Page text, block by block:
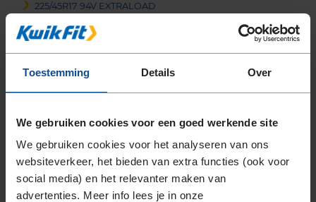
Toestemming Details Over
We gebruiken cookies voor een goed werkende site
We gebruiken cookies voor het analyseren van ons
websiteverkeer, het bieden van extra functies (ook voor
social media) en het relevanter maken van
advertenties. Meer info lees je in onze
225/45R17 94V EXTRALOAD
225/45R17 94Y EXTRALOAD
225/45R17 94Y EXTRALOAD
225/50R17 98Y EXTRALOAD
225/60R17 99Y
235/55R17 99H
245/45R17 99Y EXTRALOAD
245/55R17 106H EXTRALOAD
245/55R17 106H EXTRALOAD